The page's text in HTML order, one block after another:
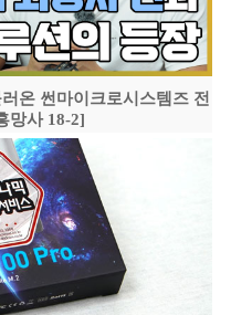
온 썬마이크로시스템즈 전
망사 18-2]